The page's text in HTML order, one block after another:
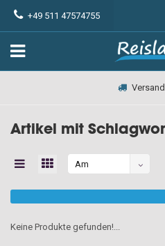
+49 511 47574755
Artikel mit
Am
angesehen
Keine Produkte gefunden!...